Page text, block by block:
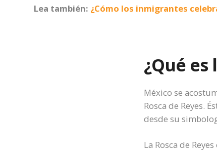
Lea también: ¿Cómo los inmigrantes
¿Qué es
México se
Rosca de Reyes.
desde su
La Rosca de